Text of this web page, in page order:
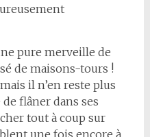
pure merveille de
de maisons-tours !
il n’en reste plus
de flâner dans ses
tout à coup sur
une fois encore à